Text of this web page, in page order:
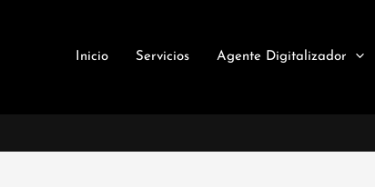
Inicio Servicios Agente Digitalizador